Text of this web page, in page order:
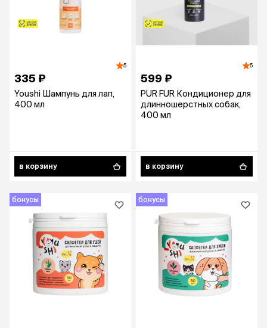
5
335 ₽
Youshi Шампунь для лап,
400 мл
в корзину
5
599 ₽
PUR FUR Кондиционер для
длинношерстных собак,
400 мл
в корзину
бонусы бонусы